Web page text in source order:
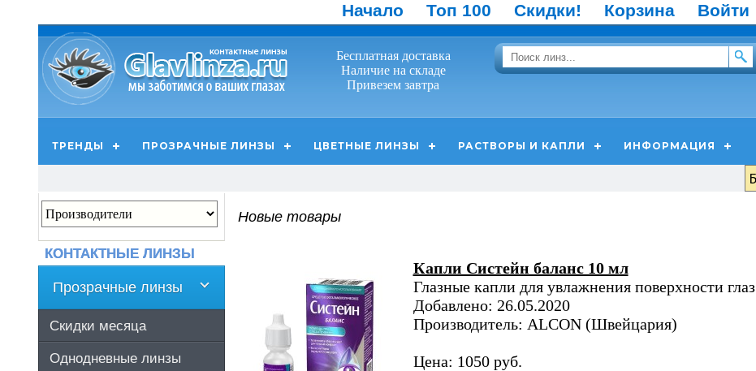
Начало Топ 100 Скидки! Корзина Войти
Бесплатная доставка
Наличие на складе
Привезем завтра
ТРЕНДЫ ПРОЗРАЧНЫЕ ЛИНЗЫ ЦВЕТНЫЕ ЛИНЗЫ РАСТВОРЫ И КАПЛИ ИНФОРМАЦИЯ
Новые товары
Капли Систейн баланс 10 мл
Глазные капли для увлажнения поверхности глаз
Добавлено: 26.05.2020
Производитель: ALCON (Швейцария)
Цена: 1050 руб.
КОНТАКТНЫЕ ЛИНЗЫ
Прозрачные линзы
Скидки месяца
Однодневные линзы